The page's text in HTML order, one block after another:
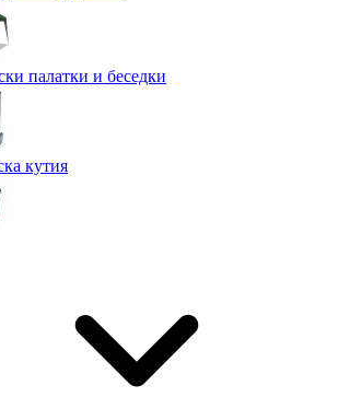
палатки и беседки
кутия